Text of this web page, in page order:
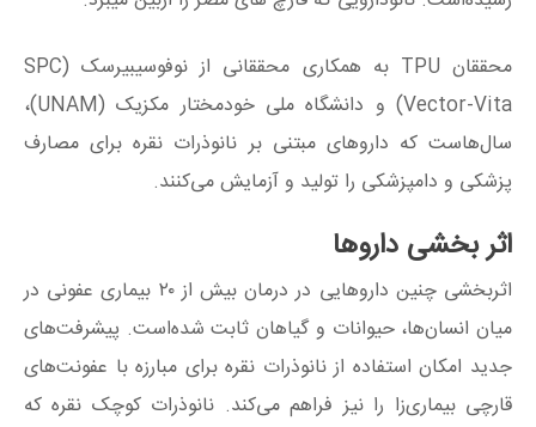
محققان TPU به همکاری محققانی از نوفوسیبیرسک (SPC
Vector-Vita) و دانشگاه ملی خودمختار مکزیک (UNAM)،
سال‌هاست که دارو‌های مبتنی بر نانوذرات نقره برای مصارف
پزشکی و دامپزشکی را تولید و آزمایش می‌کنند.
اثر بخشی دارو‌ها
اثربخشی چنین دارو‌هایی در درمان بیش از ۲۰ بیماری عفونی در
میان انسان‌ها، حیوانات و گیاهان ثابت شده‌است. پیشرفت‌های
جدید امکان استفاده از نانوذرات نقره برای مبارزه با عفونت‌های
قارچی بیماری‌زا را نیز فراهم می‌کند. نانوذرات کوچک نقره که